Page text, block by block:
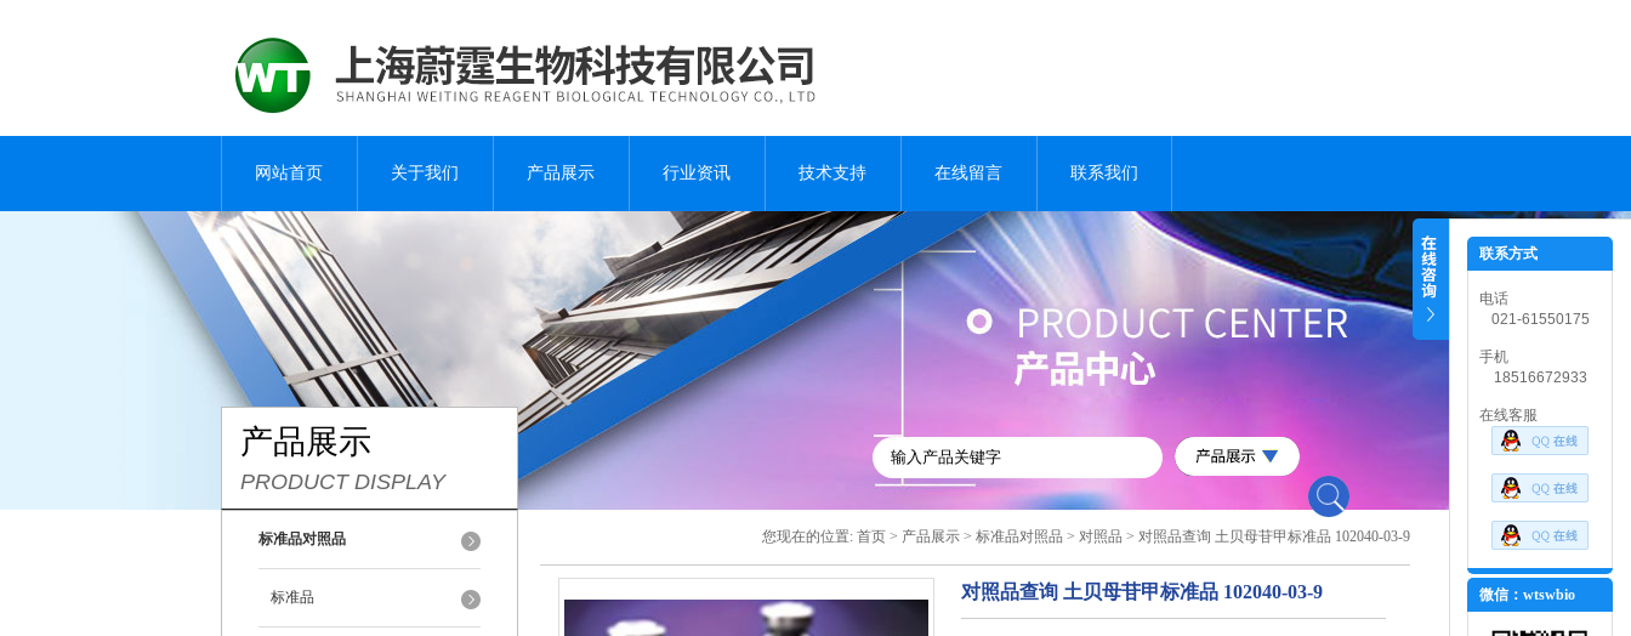
网站首页 关于我们 产品展示 行业资讯 技术支持 在线留言 联系我们
产品展示
PRODUCT DISPLAY
标准品对照品
标准品
您现在的位置: 首页 > 产品展示 > 标准品对照品 > 对照品 > 对照品查询 土贝母苷甲标准品 102040-03-9
对照品查询 土贝母苷甲标准品 102040-03-9
联系方式
电话
021-61550175
手机
18516672933
在线客服
微信：wtswbio